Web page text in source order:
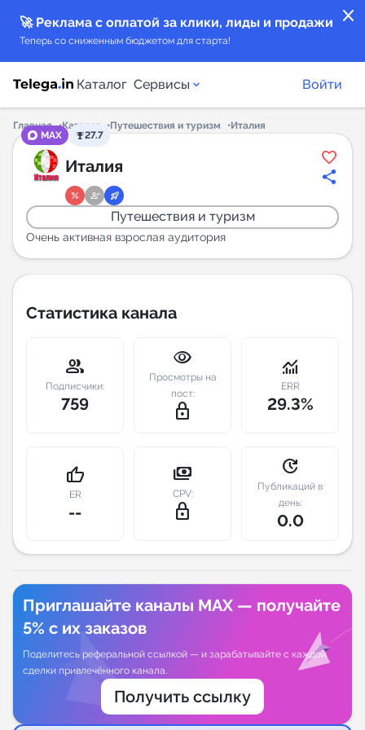
close
🚀 Реклама с оплатой за клики, лиды и продажи
Теперь со сниженным бюджетом для старта!
Каталог Сервисы
Каталог каналов
Каталог ботов
Горящие предложения
Индекс читаемости каналов в Telegram
New
Индивидуальное сопровождение
Войти
Главная Каталог Путешествия и туризм
Италия
MAX
27.7
Италия
Путешествия и туризм
Очень активная взрослая аудитория
Статистика канала
group
Подписчики:
759
visibility
Просмотры на
пост:
lock_outline
monitoring
ERR
29.3%
thumb_up
ER
--
payments
CPV:
lock_outline
update
Публикаций в
день:
0.0
Приглашайте каналы MAX — получайте
5% с их заказов
Поделитесь реферальной ссылкой — и зарабатывайте с каждой
сделки привлечённого канала.
Получить ссылку